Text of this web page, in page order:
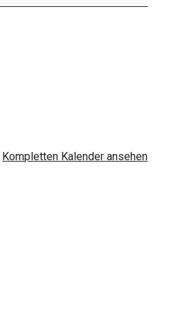
Kompletten Kalender ansehen